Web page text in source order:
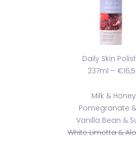
Daily Skin
237ml –
Milk & Honey
Pomegranate
Vanilla Bean &
White Limetta &